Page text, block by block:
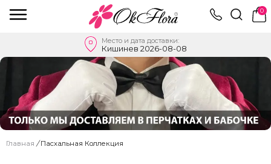
0
Место и дата доставки:
Кишинев 2026-08-08
Главная / Пасхальная Коллекция